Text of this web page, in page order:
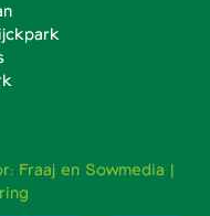
Fraaj en Sowmedia |